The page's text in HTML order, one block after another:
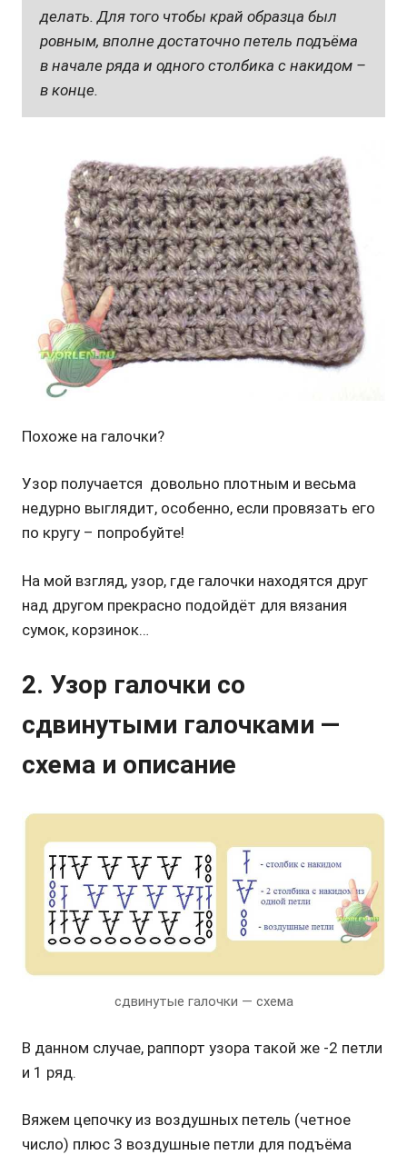
делать. Для того чтобы край образца был
ровным, вполне достаточно петель подъёма
в начале ряда и одного столбика с накидом –
в конце.
Похоже на галочки?
Узор получается довольно плотным и весьма
недурно выглядит, особенно, если провязать его
по кругу – попробуйте!
На мой взгляд, узор, где галочки находятся друг
над другом прекрасно подойдёт для вязания
сумок, корзинок…
2. Узор галочки со
сдвинутыми галочками —
схема и описание
сдвинутые галочки — схема
В данном случае, раппорт узора такой же -2 петли
и 1 ряд.
Вяжем цепочку из воздушных петель (четное
число) плюс 3 воздушные петли для подъёма